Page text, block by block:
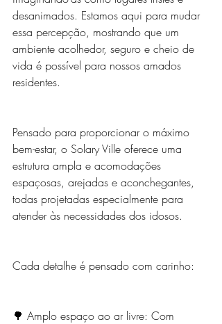
desanimados. Estamos aqui para mudar
essa percepção, mostrando que um
ambiente acolhedor, seguro e cheio de
vida é possível para nossos amados
residentes.
Pensado para proporcionar o máximo
bem-estar, o Solary Ville oferece uma
estrutura ampla e acomodações
espaçosas, arejadas e aconchegantes,
todas projetadas especialmente para
atender às necessidades dos idosos.
Cada detalhe é pensado com carinho:
🌳 Amplo espaço ao ar livre: Com